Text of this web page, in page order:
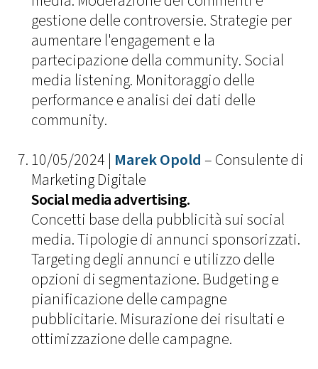
gestione delle controversie. Strategie per
aumentare l'engagement e la
partecipazione della community. Social
media listening. Monitoraggio delle
performance e analisi dei dati delle
community.
10/05/2024 | Marek Opold– Consulente di
Marketing Digitale
Social media advertising.
Concetti base della pubblicità sui social
media. Tipologie di annunci sponsorizzati.
Targeting degli annunci e utilizzo delle
opzioni di segmentazione. Budgeting e
pianificazione delle campagne
pubblicitarie. Misurazione dei risultati e
ottimizzazione delle campagne.